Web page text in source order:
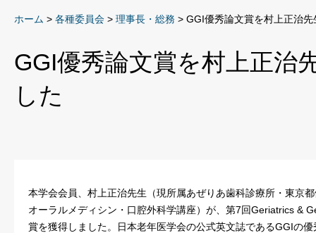
ホーム > 各種委員会 > 理事長・総務 > GGI優秀論文賞を村上正治
GGI優秀論文賞を村上正治
した
本学会会員、村上正治先生（現所属あぜりあ歯科診療所・東京
オーラルメディシン・口腔外科学講座）が、第7回Geriatrics &
賞を獲得しました。日本老年医学会の公式英文誌であるGGIの